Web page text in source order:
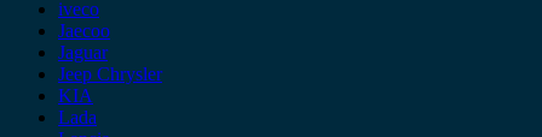
iveco
Jaecoo
Jaguar
Jeep Chrysler
KIA
Lada